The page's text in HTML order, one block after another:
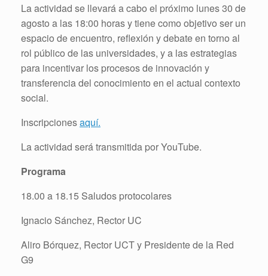
La actividad se llevará a cabo el próximo lunes 30 de
agosto a las 18:00 horas y tiene como objetivo ser un
espacio de encuentro, reflexión y debate en torno al
rol público de las universidades, y a las estrategias
para incentivar los procesos de innovación y
transferencia del conocimiento en el actual contexto
social.
Inscripcionesaquí.
La actividad será transmitida por YouTube.
Programa
18.00 a 18.15 Saludos protocolares
Ignacio Sánchez, Rector UC
Aliro Bórquez, Rector UCT y Presidente de la Red
G9